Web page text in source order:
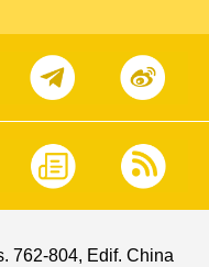
762-804, Edif. China